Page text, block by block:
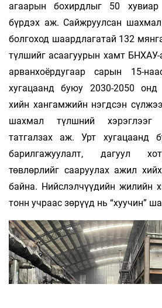
агаарын бохирдлыг 50
бүрдэх аж. Сайжруулсан
болгоход шаардлагатай 132
түлшийг асаагуурын хамт
арванхоёрдугаар сарын 15-
хугацаанд буюу 2030-2050 онд
хийн хангамжийн нэгдсэн
шахмал түлшний хэрэглээг
татгалзах аж. Урт хугацаанд
барилгажуулалт, дагуул
төвлөрлийг сааруулах ажил
байна. Нийслэлчүүдийн жилийн
тонн учраас зөрүүд нь “хуучин”